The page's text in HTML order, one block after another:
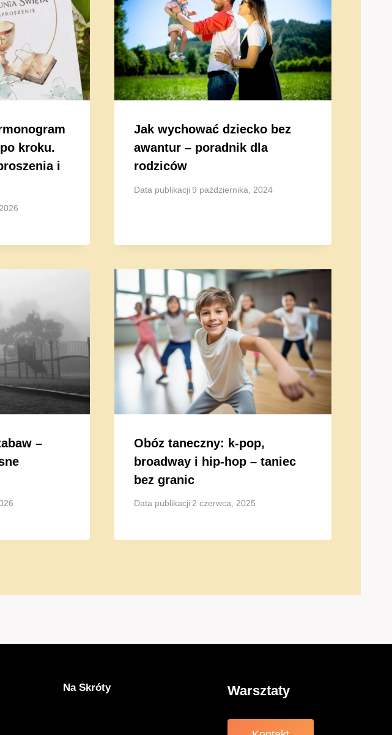
kroku.
i
Jak wychować dziecko bez
awantur – poradnik dla
rodziców
Data publikacji 9 października, 2024
–
Obóz taneczny: k-pop,
broadway i hip-hop – taniec
bez granic
Data publikacji 2 czerwca, 2025
Na Skróty
Warsztaty